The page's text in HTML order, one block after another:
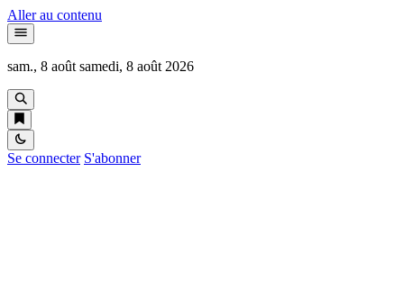
Aller au contenu
sam., 8 août samedi, 8 août 2026
Se connecter S'abonner